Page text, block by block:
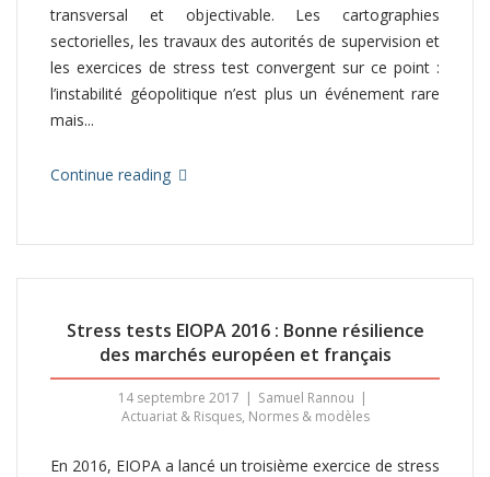
transversal et objectivable. Les cartographies
sectorielles, les travaux des autorités de supervision et
les exercices de stress test convergent sur ce point :
l’instabilité géopolitique n’est plus un événement rare
mais...
Continue reading
Stress tests EIOPA 2016 : Bonne résilience
des marchés européen et français
14 septembre 2017
Samuel Rannou
Actuariat & Risques, Normes & modèles
En 2016, EIOPA a lancé un troisième exercice de stress